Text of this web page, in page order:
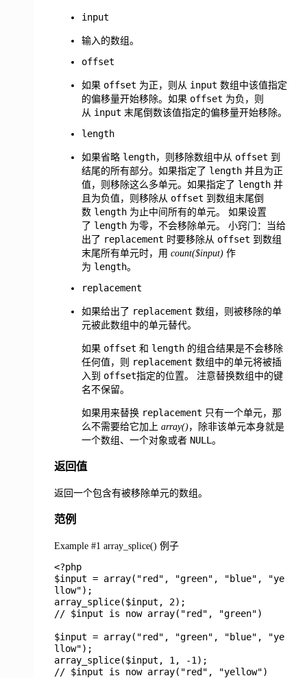
input
输入的数组。
offset
如果 offset 为正，则从 input 数组中该值指定
的偏移量开始移除。如果 offset 为负，则
从 input 末尾倒数该值指定的偏移量开始移除。
length
如果省略 length，则移除数组中从 offset 到
结尾的所有部分。如果指定了 length并且为正
值，则移除这么多单元。如果指定了 length并
且为负值，则移除从 offset 到数组末尾倒
数 length为止中间所有的单元。 如果设置
了 length为零，不会移除单元。 小窍门：当给
出了 replacement 时要移除从 offset 到数组
末尾所有单元时，用 count($input)作
为 length。
replacement
如果给出了 replacement 数组，则被移除的单
元被此数组中的单元替代。
如果 offset 和 length的组合结果是不会移除
任何值，则
replacement 数组中的单元将被插
入到 offset指定的位置。 注意替换数组中的键
名不保留。
如果用来替换 replacement 只有一个单元，那
么不需要给它加上 array()，除非该单元本身就是
一个数组、一个对象或者 NULL 。
返回值
返回一个包含有被移除单元的数组。
范例
Example #1 array_splice() 例子
<?php
$input = array("red", "green", "blue", "ye
llow");
array_splice($input, 2);
// $input is now array("red", "green")
$input = array("red", "green", "blue", "ye
llow");
array_splice($input, 1, -1);
// $input is now array("red", "yellow")